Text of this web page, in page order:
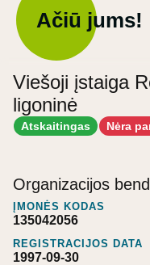
Ačiū jums!
Viešoji įstaiga
ligoninė
Atskaitingas Nėra
Organizacijos
ĮMONĖS KODAS
135042056
REGISTRACIJOS DATA
1997-09-30